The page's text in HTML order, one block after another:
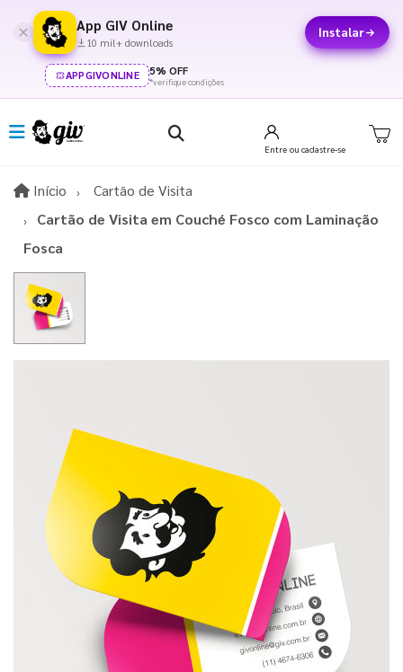
App GIV Online
10 mil+ downloads
Instalar
APPGIVONLINE 5% OFF
*verifique condições
Entre ou cadastre-se
Início InícioCartão de Visita
Cartão de Visita em Couché Fosco com Laminação
Fosca